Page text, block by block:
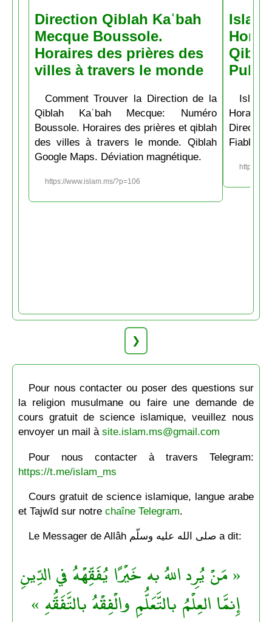
Direction Qiblah Kaʿbah
Mecque Boussole.
Horaires des prières des
villes à travers le monde
Comment Trouver la Direction de la
Qiblah Kaʿbah Mecque: Numéro
Boussole. Horaires des prières et qiblah
des villes à travers le monde. Qiblah
Google Maps. Déviation magnétique.
https://www.islam.ms/?p=106
Pubs
Fiable et
https://
❯
Pour nous contacter ou poser des questions sur
la religion musulmane ou faire une demande de
cours gratuit de science islamique, veuillez nous
envoyer un mail à site.islam.ms@gmail.com
Pour nous contacter à travers Telegram:
https://t.me/islam_ms
Cours gratuit de science islamique, langue arabe
et Tajwīd sur notre chaîne Telegram.
Le Messager de Allâh صلى الله عليه وسلّم a dit:
« مَنْ يُرِد اللهُ به خَيْرًا يُفَقِّهْهُ في الدِّينِ
إِنمَّا العِلْمُ بالتَّعَلُّمِ والْفِقْهُ بالتَّفَقُّهِ »